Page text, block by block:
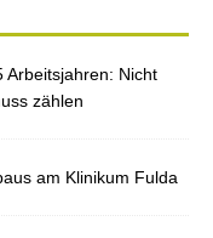
Arbeitsjahren: Nicht
zählen
am Klinikum Fulda